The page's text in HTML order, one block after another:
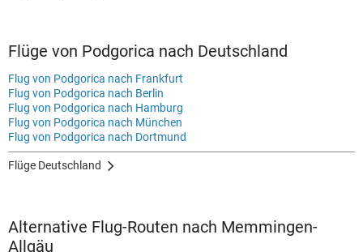
Flüge von Podgorica nach Deutschland
Flug von Podgorica nach Frankfurt
Flug von Podgorica nach Berlin
Flug von Podgorica nach Hamburg
Flug von Podgorica nach München
Flug von Podgorica nach Dortmund
Flüge Deutschland
Alternative Flug-Routen nach Memmingen-
Allgäu